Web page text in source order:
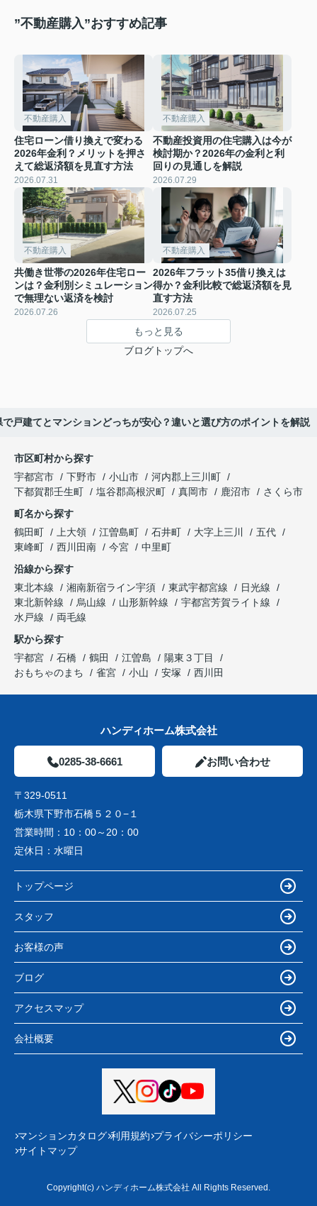
”不動産購入”おすすめ記事
不動産購入
住宅ローン借り換えで変わる
2026年金利？メリットを押さ
えて総返済額を見直す方法
2026.07.31
不動産購入
不動産投資用の住宅購入は今が
検討期か？2026年の金利と利
回りの見通しを解説
2026.07.29
不動産購入
共働き世帯の2026年住宅ロー
ンは？金利別シミュレーション
で無理ない返済を検討
2026.07.26
不動産購入
2026年フラット35借り換えは
得か？金利比較で総返済額を見
直す方法
2026.07.25
もっと見る
ブログトップへ
で戸建てとマンションどっちが安心？違いと選び方のポイントを解説
市区町村から探す
宇都宮市
下野市 小山市
河内郡上三川町
下都賀郡壬生町
塩谷郡高根沢町 真岡市 鹿沼市
さくら市
町名から探す
鶴田町
上大領 江曽島町 石井町 大字上三川
五代
東峰町
西川田南 今宮
中里町
沿線から探す
東北本線
湘南新宿ライン宇須 東武宇都宮線
日光線
東北新幹線
烏山線 山形新幹線
宇都宮芳賀ライト線
水戸線
両毛線
駅から探す
宇都宮
石橋 鶴田 江曽島
陽東３丁目
おもちゃのまち
雀宮 小山 安塚 西川田
ハンディホーム株式会社
0285-38-6661 お問い合わせ
〒329-0511
栃木県下野市石橋５２０−１
営業時間： 10：00～20：00
定休日： 水曜日
トップページ
スタッフ
お客様の声
ブログ
アクセスマップ
会社概要
マンションカタログ 利用規約 プライバシーポリシー
サイトマップ
Copyright(c) ハンディホーム株式会社 All Rights Reserved.